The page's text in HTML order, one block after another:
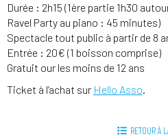
Durée : 2h15 (1ère partie 1h30
Ravel Party au piano : 45 minutes)
Spectacle tout public à partir de 8
Entrée : 20€ (1 boisson comprise)
Gratuit our les moins de 12 ans
Ticket à l’achat sur Hello Asso.
RETOUR À